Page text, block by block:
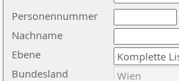
Nachname
Ebene
Personennummer
Bundesland